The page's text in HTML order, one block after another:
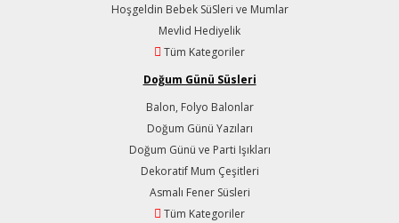
Hoşgeldin Bebek SüSleri ve Mumlar
Mevlid Hediyelik
Tüm Kategoriler
Doğum Günü Süsleri
Balon, Folyo Balonlar
Doğum Günü Yazıları
Doğum Günü ve Parti Işıkları
Dekoratif Mum Çeşitleri
Asmalı Fener Süsleri
Tüm Kategoriler